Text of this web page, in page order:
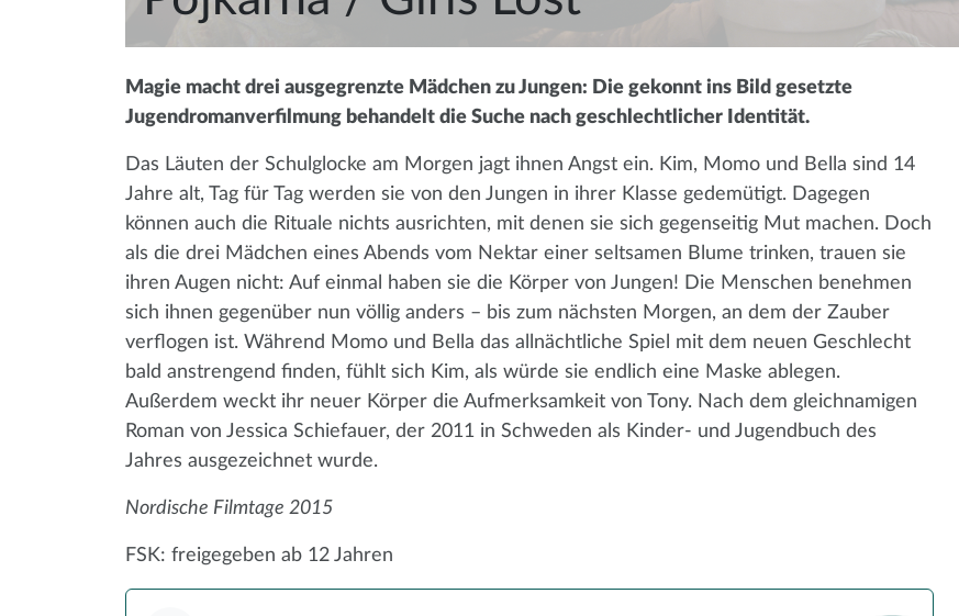
Magie macht drei ausgegrenzte Mädchen zu Jungen: Die gekonnt ins Bild gesetzte
Jugendromanverfilmung behandelt die Suche nach geschlechtlicher Identität.
Das Läuten der Schulglocke am Morgen jagt ihnen Angst ein. Kim, Momo und Bella sind 14
Jahre alt, Tag für Tag werden sie von den Jungen in ihrer Klasse gedemütigt. Dagegen
können auch die Rituale nichts ausrichten, mit denen sie sich gegenseitig Mut machen. Doch
als die drei Mädchen eines Abends vom Nektar einer seltsamen Blume trinken, trauen sie
ihren Augen nicht: Auf einmal haben sie die Körper von Jungen! Die Menschen benehmen
sich ihnen gegenüber nun völlig anders – bis zum nächsten Morgen, an dem der Zauber
verflogen ist. Während Momo und Bella das allnächtliche Spiel mit dem neuen Geschlecht
bald anstrengend finden, fühlt sich Kim, als würde sie endlich eine Maske ablegen.
Außerdem weckt ihr neuer Körper die Aufmerksamkeit von Tony. Nach dem gleichnamigen
Roman von Jessica Schiefauer, der 2011 in Schweden als Kinder- und Jugendbuch des
Jahres ausgezeichnet wurde.
Nordische Filmtage 2015
FSK: freigegeben ab 12 Jahren